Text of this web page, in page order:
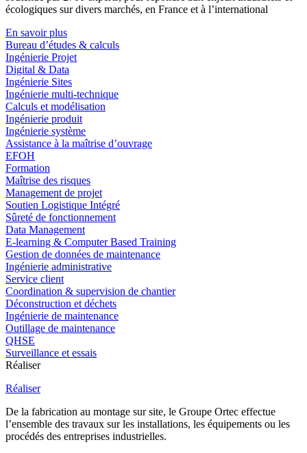
écologiques sur divers marchés, en France et à l’international
En savoir plus
Bureau d’études & calculs
Ingénierie Projet
Digital & Data
Ingénierie Sites
Ingénierie multi-technique
Calculs et modélisation
Ingénierie produit
Ingénierie système
Assistance à la maîtrise d’ouvrage
EFOH
Formation
Maîtrise des risques
Management de projet
Soutien Logistique Intégré
Sûreté de fonctionnement
Data Management
E-learning & Computer Based Training
Gestion de données de maintenance
Ingénierie administrative
Service client
Coordination & supervision de chantier
Déconstruction et déchets
Ingénierie de maintenance
Outillage de maintenance
QHSE
Surveillance et essais
Réaliser
Réaliser
De la fabrication au montage sur site, le Groupe Ortec effectue
l’ensemble des travaux sur les installations, les équipements ou les
procédés des entreprises industrielles.